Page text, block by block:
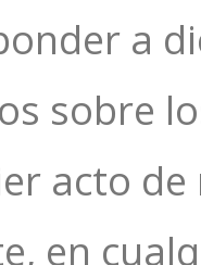
a
sobre
acto
en